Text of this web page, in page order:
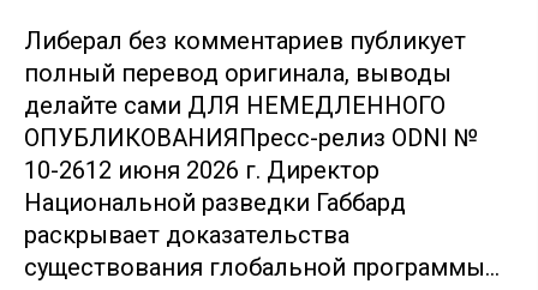
Либерал без комментариев публикует
полный перевод оригинала, выводы
делайте сами ДЛЯ НЕМЕДЛЕННОГО
ОПУБЛИКОВАНИЯПресс-релиз ODNI №
10-2612 июня 2026 г. Директор
Национальной разведки Габбард
раскрывает доказательства
существования глобальной программы…